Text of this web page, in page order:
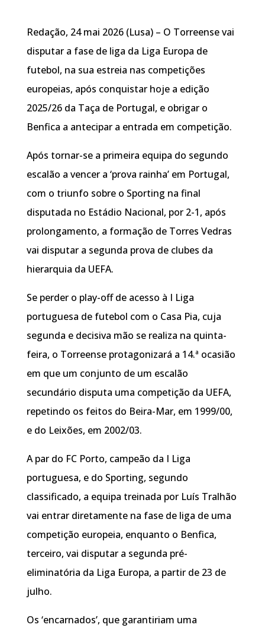
Redação, 24 mai 2026 (Lusa) – O Torreense vai
disputar a fase de liga da Liga Europa de
futebol, na sua estreia nas competições
europeias, após conquistar hoje a edição
2025/26 da Taça de Portugal, e obrigar o
Benfica a antecipar a entrada em competição.
Após tornar-se a primeira equipa do segundo
escalão a vencer a ‘prova rainha’ em Portugal,
com o triunfo sobre o Sporting na final
disputada no Estádio Nacional, por 2-1, após
prolongamento, a formação de Torres Vedras
vai disputar a segunda prova de clubes da
hierarquia da UEFA.
Se perder o play-off de acesso à I Liga
portuguesa de futebol com o Casa Pia, cuja
segunda e decisiva mão se realiza na quinta-
feira, o Torreense protagonizará a 14.ª ocasião
em que um conjunto de um escalão
secundário disputa uma competição da UEFA,
repetindo os feitos do Beira-Mar, em 1999/00,
e do Leixões, em 2002/03.
A par do FC Porto, campeão da I Liga
portuguesa, e do Sporting, segundo
classificado, a equipa treinada por Luís Tralhão
vai entrar diretamente na fase de liga de uma
competição europeia, enquanto o Benfica,
terceiro, vai disputar a segunda pré-
eliminatória da Liga Europa, a partir de 23 de
julho.
Os ‘encarnados’, que garantiriam uma